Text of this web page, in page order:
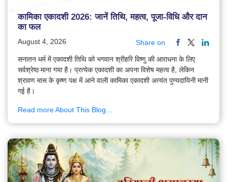
कामिका एकादशी 2026: जानें तिथि, महत्व, पूजा-विधि और दान
का फल
August 4, 2026 Share on
सनातन धर्म में एकादशी तिथि को भगवान श्रीहरि विष्णु की आराधना के लिए
सर्वश्रेष्ठ माना गया है। प्रत्येक एकादशी का अपना विशेष महत्व है, लेकिन
श्रावण मास के कृष्ण पक्ष में आने वाली कामिका एकादशी अत्यंत पुण्यदायिनी मानी
गई है।
Read more About This Blog...